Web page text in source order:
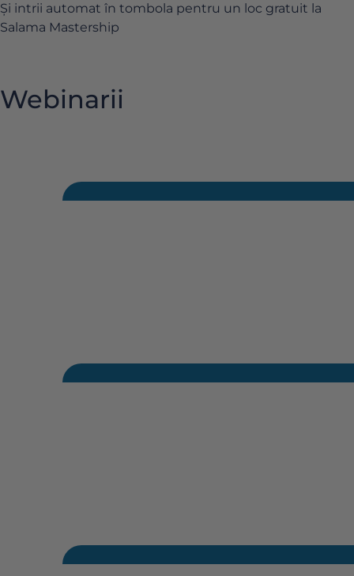
Și intrii automat în tombola pentru un loc gratuit la
Salama Mastership
Webinarii